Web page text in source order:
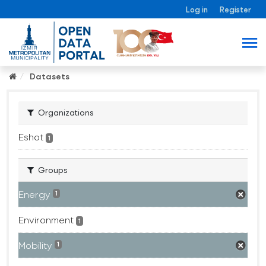
Log in Register
Datasets
Organizations
Eshot 1
Groups
Energy 1
Environment 1
Mobility 1